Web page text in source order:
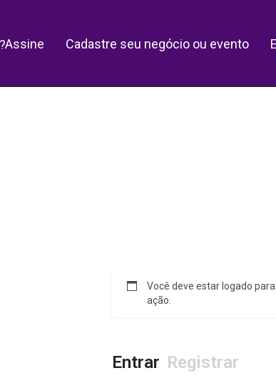
Assine Cadastre seu negócio ou evento
Você deve estar logado
ação.
Entrar Registrar